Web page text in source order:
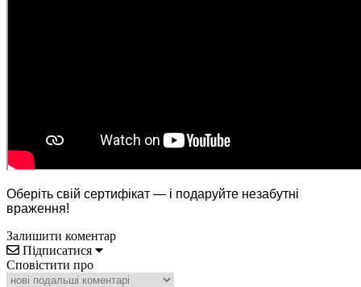
Оберіть свій сертифікат — і подаруйте незабутні
враження!
Залишити коментар
Підписатися
Сповістити про